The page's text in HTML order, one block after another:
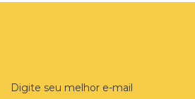
Digite seu melhor e-mail